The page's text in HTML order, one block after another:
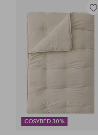
COSYBED 30%
Lisää